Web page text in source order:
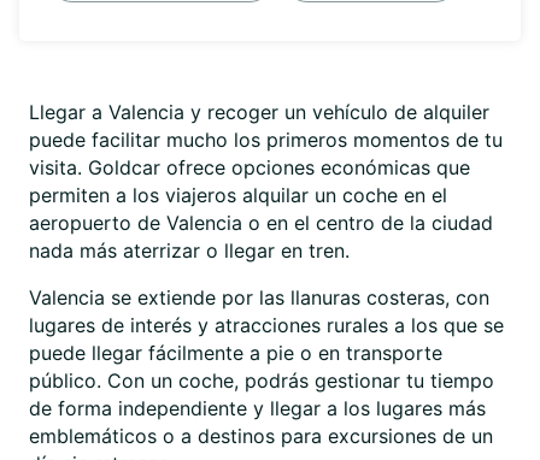
Llegar a Valencia y recoger un vehículo de alquiler
puede facilitar mucho los primeros momentos de tu
visita. Goldcar ofrece opciones económicas que
permiten a los viajeros alquilar un coche en el
aeropuerto de Valencia o en el centro de la ciudad
nada más aterrizar o llegar en tren.
Valencia se extiende por las llanuras costeras, con
lugares de interés y atracciones rurales a los que se
puede llegar fácilmente a pie o en transporte
público. Con un coche, podrás gestionar tu tiempo
de forma independiente y llegar a los lugares más
emblemáticos o a destinos para excursiones de un